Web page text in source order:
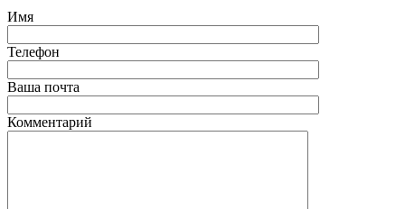
Имя
Телефон
Ваша почта
Комментарий